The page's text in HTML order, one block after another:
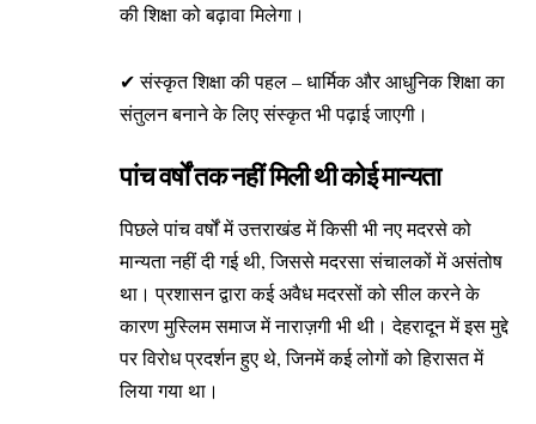
की शिक्षा को बढ़ावा मिलेगा।
✔ संस्कृत शिक्षा की पहल – धार्मिक और आधुनिक शिक्षा का
संतुलन बनाने के लिए संस्कृत भी पढ़ाई जाएगी।
पांच वर्षों तक नहीं मिली थी कोई मान्यता
पिछले पांच वर्षों में उत्तराखंड में किसी भी नए मदरसे को
मान्यता नहीं दी गई थी, जिससे मदरसा संचालकों में असंतोष
था। प्रशासन द्वारा कई अवैध मदरसों को सील करने के
कारण मुस्लिम समाज में नाराज़गी भी थी। देहरादून में इस मुद्दे
पर विरोध प्रदर्शन हुए थे, जिनमें कई लोगों को हिरासत में
लिया गया था।